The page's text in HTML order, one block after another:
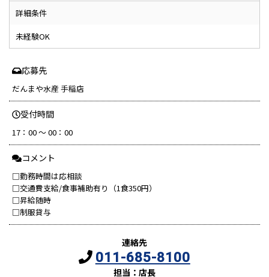
詳細条件
未経験OK
応募先
だんまや水産 手稲店
受付時間
17：00 ～ 00：00
コメント
□勤務時間は応相談
□交通費支給/食事補助有り（1食350円）
□昇給随時
□制服貸与
連絡先
011-685-8100
担当：店長